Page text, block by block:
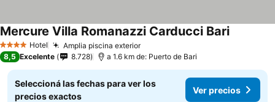
4 EstrellasHotel Amplia piscina exterior
Mercure Villa Romanazzi Carducci Bari
8,5 Excelente 8.728 a 1.6 km de: Puerto de Bari
Seleccioná las fechas para ver los
precios exactos
Ver precios